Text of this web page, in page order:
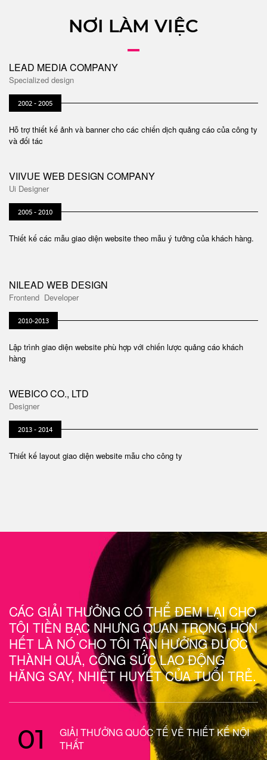
NƠI LÀM VIỆC
LEAD MEDIA COMPANY
Specialized design
2002 - 2005
Hỗ trợ thiết kế ảnh và banner cho các chiến dịch quảng cáo của công ty
và đối tác
VIIVUE WEB DESIGN COMPANY
Ui Designer
2005 - 2010
Thiết kế các mẫu giao diện website theo mẫu ý tưởng của khách hàng.
NILEAD WEB DESIGN
Frontend Developer
2010-2013
Lập trình giao diện website phù hợp với chiến lược quảng cáo khách
hàng
WEBICO CO., LTD
Designer
2013 - 2014
Thiết kế layout giao diện website mẫu cho công ty
CÁC GIẢI THƯỞNG CÓ THỂ ĐEM LẠI CHO
TÔI TIỀN BẠC NHƯNG QUAN TRỌNG HƠN
HẾT LÀ NÓ CHO TÔI TẬN HƯỞNG ĐƯỢC
THÀNH QUẢ, CÔNG SỨC LAO ĐỘNG
HĂNG SAY, NHIỆT HUYẾT CỦA TUỔI TRẺ.
01
GIẢI THƯỞNG QUỐC TẾ VỀ THIẾT KẾ NỘI
THẤT